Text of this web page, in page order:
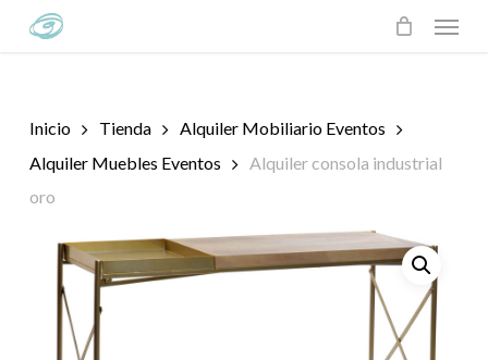
Menu
Inicio Tienda
Alquiler Mobiliario Eventos
Alquiler Muebles Eventos
Alquiler consola industrial
oro